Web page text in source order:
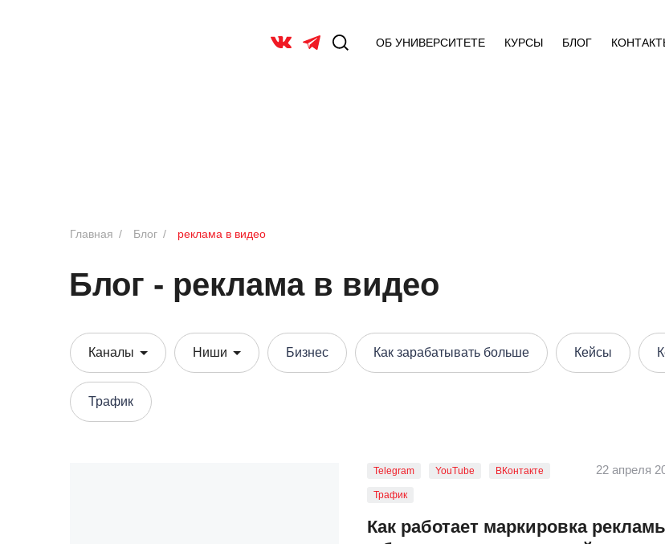
ОБ УНИВЕРСИТЕТЕ КУРСЫ БЛОГ
Главная / Блог / реклама в видео
Блог - реклама в видео
Каналы Ниши Бизнес Как зарабатывать больше Кейсы
Трафик
22 апреля
Telegram YouTube ВКонтакте
Трафик
Как работает маркировка